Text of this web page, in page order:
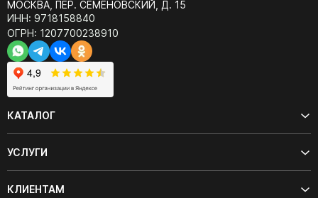
МОСКВА, ПЕР. СЕМЁНОВСКИЙ, Д. 15
ИНН: 9718158840
ОГРН: 1207700238910
КАТАЛОГ
УСЛУГИ
КЛИЕНТАМ